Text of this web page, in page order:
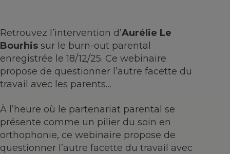
Retrouvez l’intervention d’Aurélie Le
Bourhis sur le burn-out parental
enregistrée le 18/12/25. Ce webinaire
propose de questionner l’autre facette du
travail avec les parents…
À l’heure où le partenariat parental se
présente comme un pilier du soin en
orthophonie, ce webinaire propose de
questionner l’autre facette du travail avec